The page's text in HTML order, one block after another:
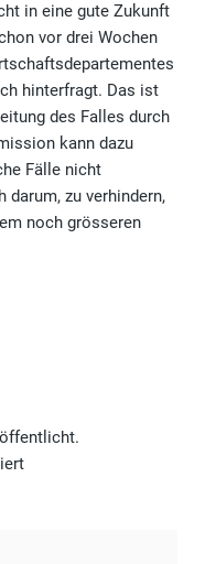
in eine gute Zukunft
vor drei Wochen
hinterfragt. Das ist
des Falles durch
kann dazu
Fälle nicht
darum, zu verhindern,
noch grösseren